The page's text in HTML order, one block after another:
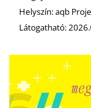
Helyszín: aqb
Látogatható: